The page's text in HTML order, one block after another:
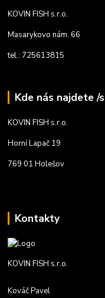
KOVIN FISH s.r.o.
Masarykovo nám. 66
tel.: 725613815
Kde nás najdete
KOVIN FISH s.r.o.
Horní Lapač 19
769 01 Holešov
Kontakty
KOVIN FISH s.r.o.
Kováč Pavel